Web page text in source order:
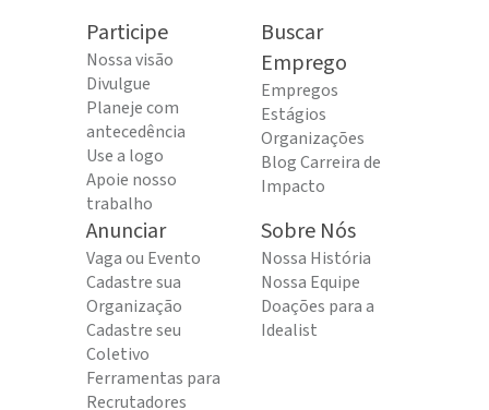
Participe
Nossa visão
Divulgue
Planeje com
antecedência
Use a logo
Apoie nosso
trabalho
Buscar
Emprego
Empregos
Estágios
Organizações
Blog Carreira de
Impacto
Anunciar
Vaga ou Evento
Cadastre sua
Organização
Cadastre seu
Coletivo
Ferramentas para
Recrutadores
Sobre Nós
Nossa História
Nossa Equipe
Doações para a
Idealist